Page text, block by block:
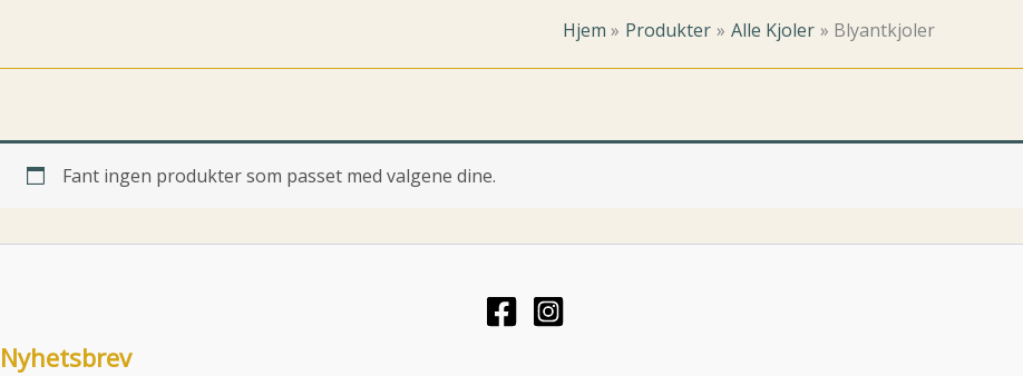
Hjem Produkter Alle Kjoler Blyantkjoler
Fant ingen produkter som passet med valgene dine.
Nyhetsbrev